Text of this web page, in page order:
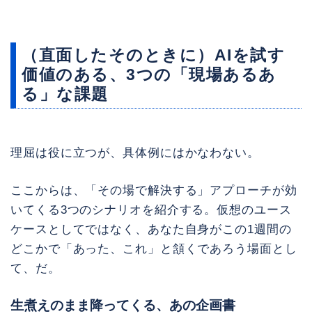
（直面したそのときに）AIを試す
価値のある、3つの「現場あるあ
る」な課題
理屈は役に立つが、具体例にはかなわない。
ここからは、「その場で解決する」アプローチが効
いてくる3つのシナリオを紹介する。仮想のユース
ケースとしてではなく、あなた自身がこの1週間の
どこかで「あった、これ」と頷くであろう場面とし
て、だ。
生煮えのまま降ってくる、あの企画書